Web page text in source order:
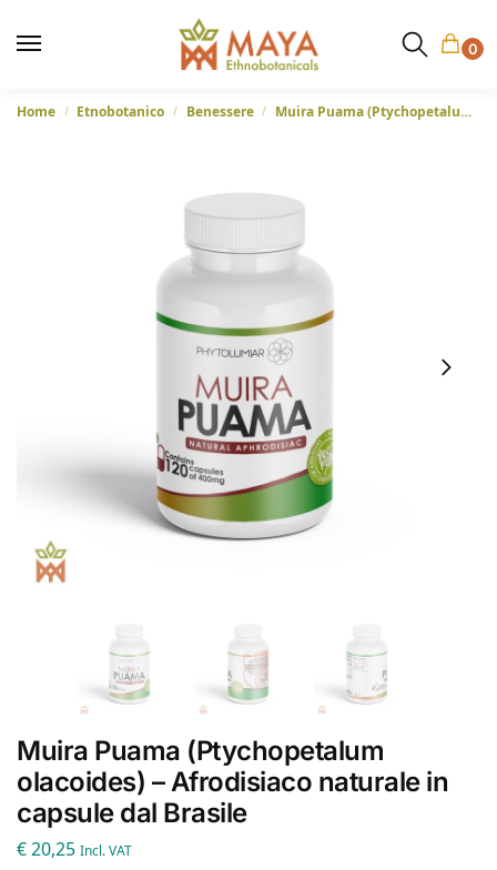
0
Home / Etnobotanico / Benessere / Muira Puama (Ptychopetalum olacoides) – Afrodisiaco naturale in capsule dal Brasile
Muira Puama (Ptychopetalum
olacoides) – Afrodisiaco naturale in
capsule dal Brasile
€20,25 Incl. VAT